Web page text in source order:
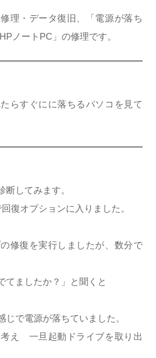
理・データ復旧、「電源が落ち
ノートPC」の修理です。
らすぐにに落ちるパソコを見て
断してみます。
復オプションに入りました。
修復を実行しましたが、数分で
てましたか？」と聞くと
で電源が落ちていました。
え 一旦起動ドライブを取り出